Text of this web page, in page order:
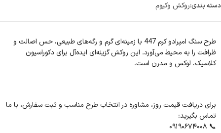
دسته بندی:روکش وکیوم
طرح سنگ امپرادو کرم 447 با زمینه‌ای گرم و رگه‌های طبیعی، حس اصالت و
ظرافت را به محیط می‌آورد. این روکش گزینه‌ای ایده‌آل برای دکوراسیون
کلاسیک، لوکس و مدرن است.
برای دریافت قیمت روز، مشاوره در انتخاب طرح مناسب و ثبت سفارش، با ما
تماس بگیرید:
📞 ۰۹۱۹۰۶۷۴۰۰۸